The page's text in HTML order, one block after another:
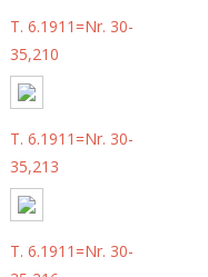
T. 6.1911=Nr. 30-
35,210
T. 6.1911=Nr. 30-
35,213
T. 6.1911=Nr. 30-